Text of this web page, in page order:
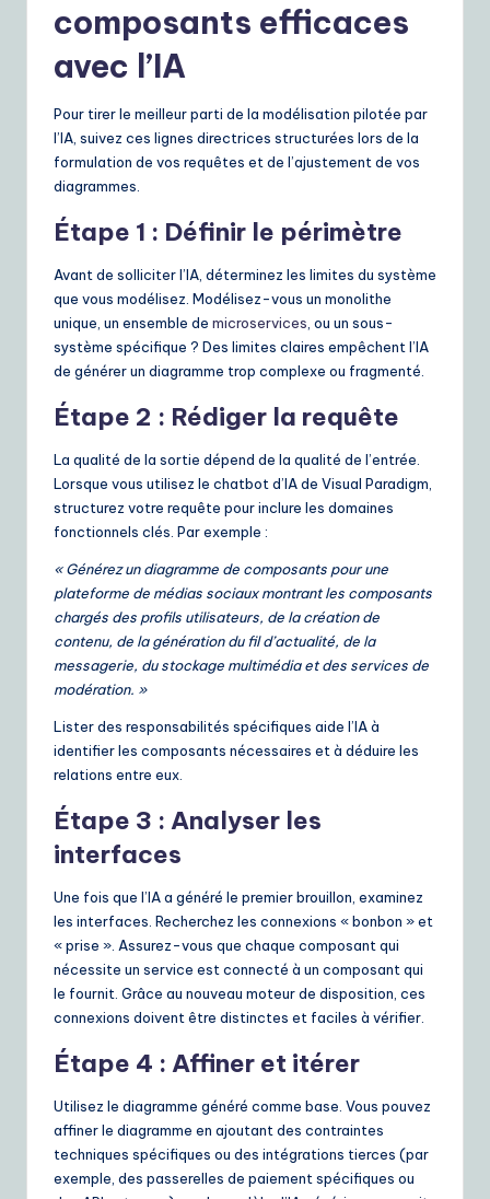
composants efficaces
avec l’IA
Pour tirer le meilleur parti de la modélisation pilotée par
l’IA, suivez ces lignes directrices structurées lors de la
formulation de vos requêtes et de l’ajustement de vos
diagrammes.
Étape 1 : Définir le périmètre
Avant de solliciter l’IA, déterminez les limites du système
que vous modélisez. Modélisez-vous un monolithe
unique, un ensemble de microservices , ou un sous-
système spécifique ? Des limites claires empêchent l’IA
de générer un diagramme trop complexe ou fragmenté.
Étape 2 : Rédiger la requête
La qualité de la sortie dépend de la qualité de l’entrée.
Lorsque vous utilisez le chatbot d’IA de Visual Paradigm,
structurez votre requête pour inclure les domaines
fonctionnels clés. Par exemple :
« Générez un diagramme de composants pour une
plateforme de médias sociaux montrant les composants
chargés des profils utilisateurs, de la création de
contenu, de la génération du fil d’actualité, de la
messagerie, du stockage multimédia et des services de
modération. »
Lister des responsabilités spécifiques aide l’IA à
identifier les composants nécessaires et à déduire les
relations entre eux.
Étape 3 : Analyser les
interfaces
Une fois que l’IA a généré le premier brouillon, examinez
les interfaces. Recherchez les connexions « bonbon » et
« prise ». Assurez-vous que chaque composant qui
nécessite un service est connecté à un composant qui
le fournit. Grâce au nouveau moteur de disposition, ces
connexions doivent être distinctes et faciles à vérifier.
Étape 4 : Affiner et itérer
Utilisez le diagramme généré comme base. Vous pouvez
affiner le diagramme en ajoutant des contraintes
techniques spécifiques ou des intégrations tierces (par
exemple, des passerelles de paiement spécifiques ou